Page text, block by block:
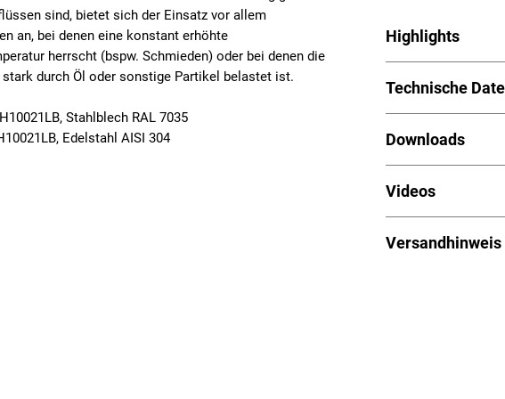
sind, bietet sich der Einsatz vor allem
an, bei denen eine konstant erhöhte
herrscht (bspw. Schmieden) oder bei denen die
durch Öl oder sonstige Partikel belastet ist.
Stahlblech RAL 7035
Edelstahl AISI 304
Highlights
Hohe
Ungeregelte
Aufgeschäumte
Varianten mit
Störmeldung
cRUus Varianten
Technische
Nutzkühlleistung
Gewicht: 10 kg
Abmessungen:
Geräuschpegel:
Schutzart intern/
Downloads
CAD (ZIP):
Videos
Seite (Youtube).
Versandhinweis